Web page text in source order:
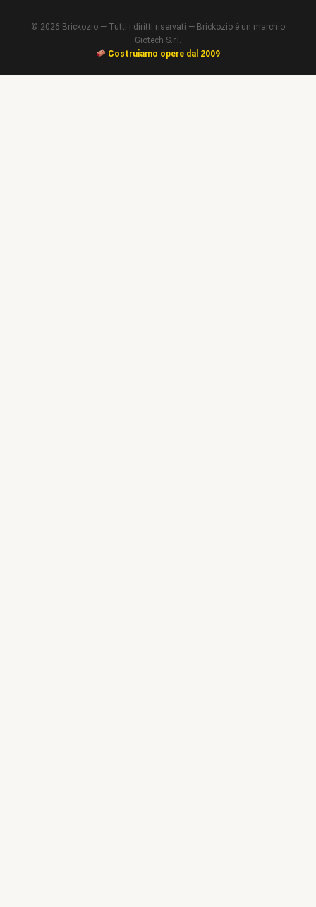
© 2026 Brickozio — Tutti i diritti riservati — Brickozio è un marchio
Giotech S.r.l.
Costruiamo opere dal 2009